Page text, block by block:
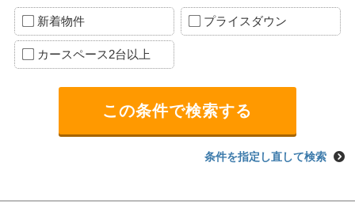
新着物件 プライスダウン
カースペース2台以上
条件を指定し直して検索